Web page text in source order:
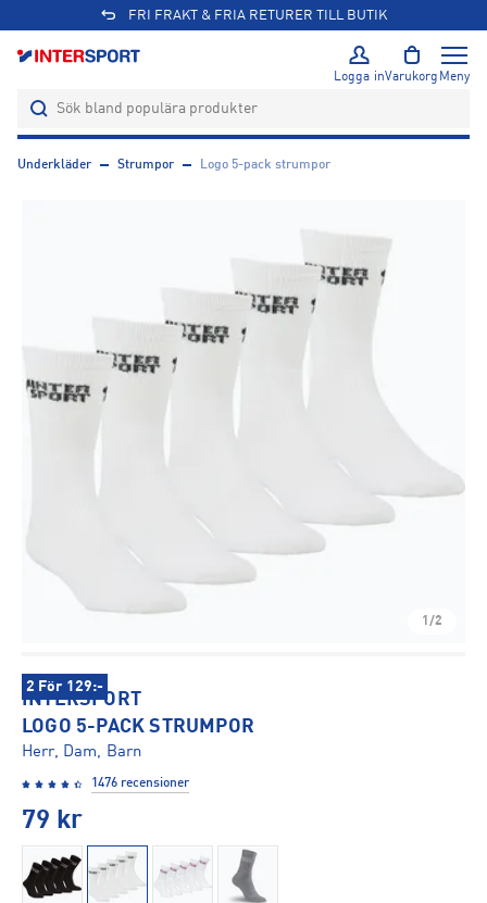
FRI FRAKT & FRIA RETURER TILL BUTIK
Logga inVarukorg Meny
Underkläder Strumpor Logo 5-pack strumpor
1/2
2 För 129:-
INTERSPORT
LOGO 5-PACK STRUMPOR
Herr, Dam, Barn
1476 recensioner
79 kr